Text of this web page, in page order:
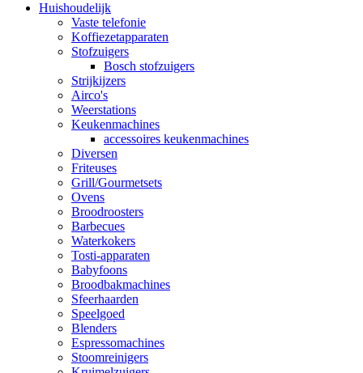
Huishoudelijk
Vaste telefonie
Koffiezetapparaten
Stofzuigers
Bosch stofzuigers
Strijkijzers
Airco's
Weerstations
Keukenmachines
accessoires keukenmachines
Diversen
Friteuses
Grill/Gourmetsets
Ovens
Broodroosters
Barbecues
Waterkokers
Tosti-apparaten
Babyfoons
Broodbakmachines
Sfeerhaarden
Speelgoed
Blenders
Espressomachines
Stoomreinigers